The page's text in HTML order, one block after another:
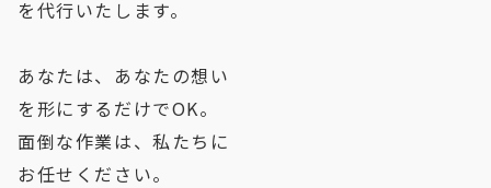
を代行いたします。
あなたは、あなたの想い
を形にするだけでOK。
面倒な作業は、私たちに
お任せください。